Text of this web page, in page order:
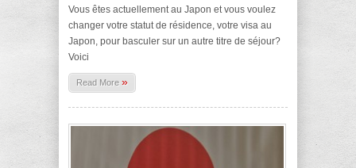
Vous êtes actuellement au Japon et vous voulez
changer votre statut de résidence, votre visa au
Japon, pour basculer sur un autre titre de séjour?
Voici
Read More »